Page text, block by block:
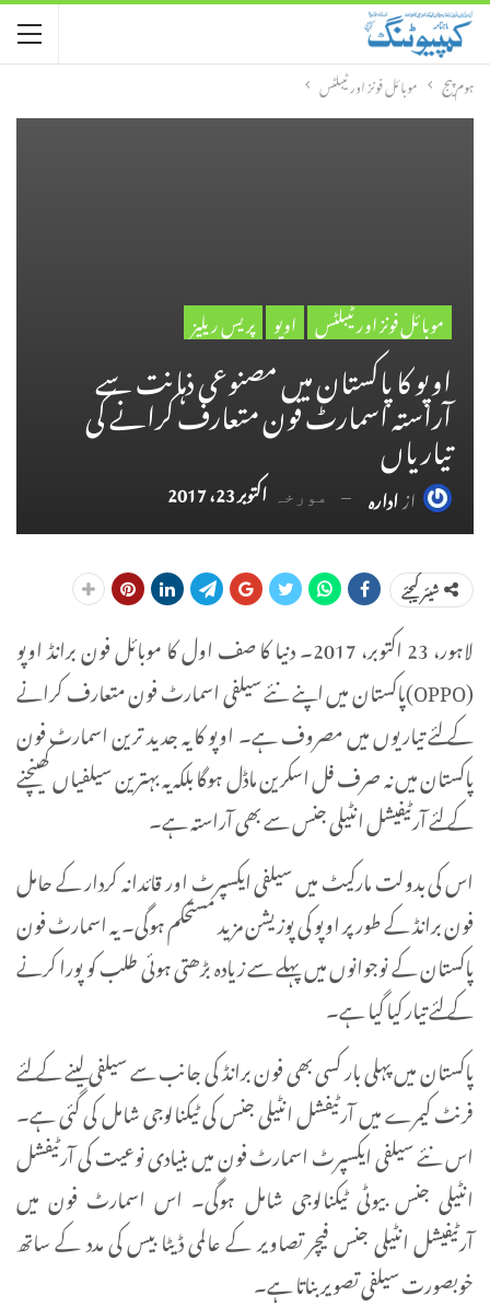
ہوم پیج موبائل فونز اور ٹیبلٹس
موبائل فونز اور ٹیبلٹس اوپو پریس ریلیز
اوپو کا پاکستان میں مصنوعی ذہانت سے
آراستہ اسمارٹ فون متعارف کرانے کی
تیاریاں
ازادارہ مورخہ اکتوبر 23، 2017
شیئر کیجئے
لاہور، 23 اکتوبر، 2017۔ دنیا کا صف اول کا موبائل فون برانڈ اوپو
(OPPO)پاکستان میں اپنے نئے سیلفی اسمارٹ فون متعارف کرانے
کے لئے تیاریوں میں مصروف ہے۔ اوپو کا یہ جدید ترین اسمارٹ فون
پاکستان میں نہ صرف فل اسکرین ماڈل ہوگا بلکہ یہ بہترین سیلفیاں کھینچنے
کے لئے آرٹیفیشل انٹیلی جنس سے بھی آراستہ ہے۔
اس کی بدولت مارکیٹ میں سیلفی ایکسپرٹ اور قائدانہ کردار کے حامل
فون برانڈ کے طور پر اوپو کی پوزیشن مزید مستحکم ہوگی۔ یہ اسمارٹ فون
پاکستان کے نوجوانوں میں پہلے سے زیادہ بڑھتی ہوئی طلب کو پورا کرنے
کے لئے تیار کیا گیا ہے۔
پاکستان میں پہلی بار کسی بھی فون برانڈ کی جانب سے سیلفی لینے کے لئے
فرنٹ کیمرے میں آرٹیفشل انٹیلی جنس کی ٹیکنالوجی شامل کی گئی ہے۔
اس نئے سیلفی ایکسپرٹ اسمارٹ فون میں بنیادی نوعیت کی آرٹیفشل
انٹیلی جنس بیوٹی ٹیکنالوجی شامل ہوگی۔ اس اسمارٹ فون میں
آرٹیفیشل انٹیلی جنس فیچر تصاویر کے عالمی ڈیٹا بیس کی مدد کے ساتھ
خوبصورت سیلفی تصویر بناتا ہے۔